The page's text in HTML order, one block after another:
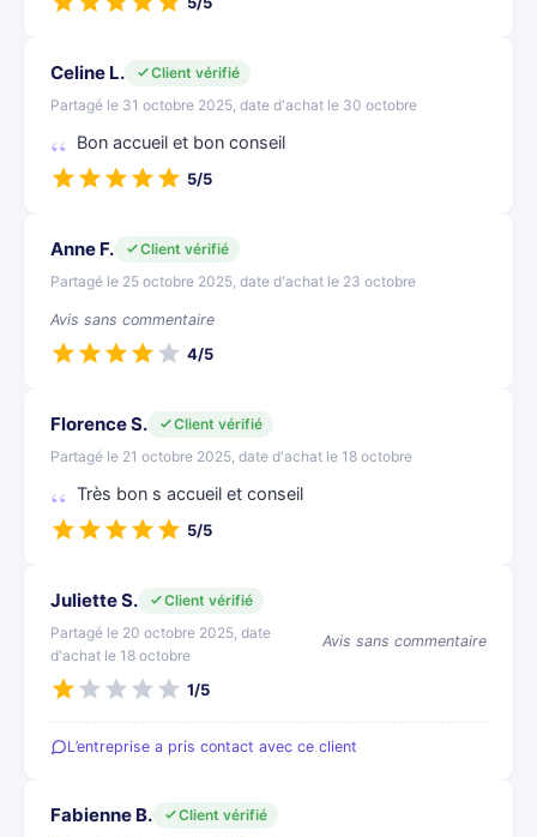
Celine L.
Client vérifié
Partagé le 31 octobre 2025, date d'achat le 30 octobre
Bon accueil et bon conseil
5/5
Anne F.
Client vérifié
Partagé le 25 octobre 2025, date d'achat le 23 octobre
Avis sans commentaire
4/5
Florence S.
Client vérifié
Partagé le 21 octobre 2025, date d'achat le 18 octobre
Très bon s accueil et conseil
5/5
Juliette S.
Client vérifié
Partagé le 20 octobre 2025, date
d'achat le 18 octobre
Avis sans commentaire
1/5
L’entreprise a pris contact avec ce client
Fabienne B.
Client vérifié